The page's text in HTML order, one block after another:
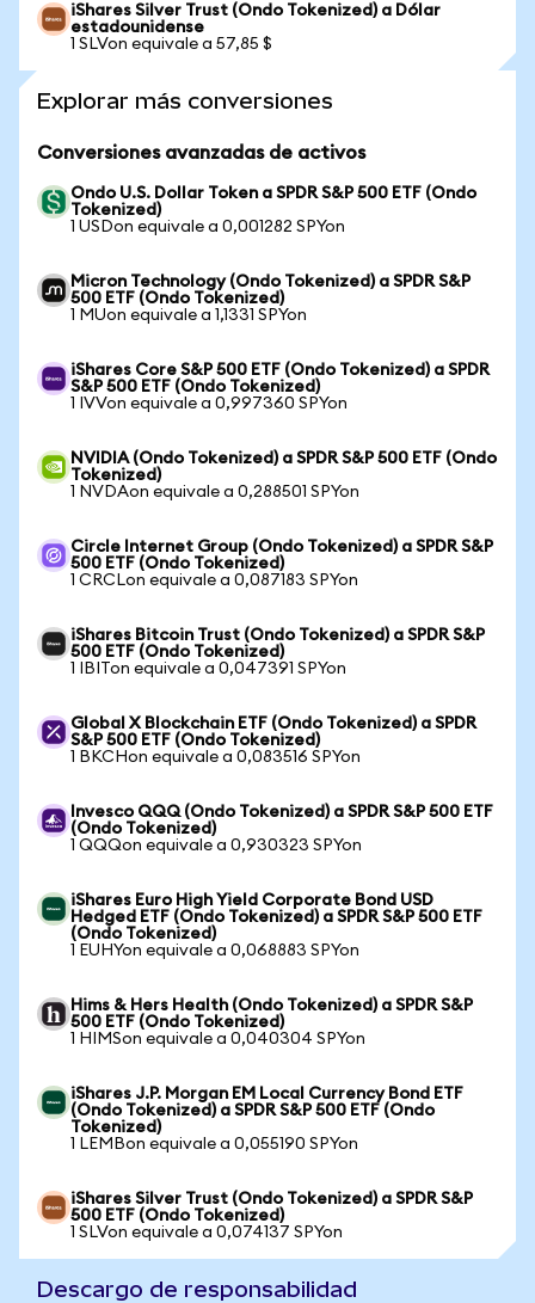
iShares Silver Trust (Ondo Tokenized) a Dólar
estadounidense
1 SLVon equivale a 57,85 $
Explorar más conversiones
Conversiones avanzadas de activos
Ondo U.S. Dollar Token a SPDR S&P 500 ETF (Ondo
Tokenized)
1 USDon equivale a 0,001282 SPYon
Micron Technology (Ondo Tokenized) a SPDR S&P
500 ETF (Ondo Tokenized)
1 MUon equivale a 1,1331 SPYon
iShares Core S&P 500 ETF (Ondo Tokenized) a SPDR
S&P 500 ETF (Ondo Tokenized)
1 IVVon equivale a 0,997360 SPYon
NVIDIA (Ondo Tokenized) a SPDR S&P 500 ETF (Ondo
Tokenized)
1 NVDAon equivale a 0,288501 SPYon
Circle Internet Group (Ondo Tokenized) a SPDR S&P
500 ETF (Ondo Tokenized)
1 CRCLon equivale a 0,087183 SPYon
iShares Bitcoin Trust (Ondo Tokenized) a SPDR S&P
500 ETF (Ondo Tokenized)
1 IBITon equivale a 0,047391 SPYon
Global X Blockchain ETF (Ondo Tokenized) a SPDR
S&P 500 ETF (Ondo Tokenized)
1 BKCHon equivale a 0,083516 SPYon
Invesco QQQ (Ondo Tokenized) a SPDR S&P 500 ETF
(Ondo Tokenized)
1 QQQon equivale a 0,930323 SPYon
iShares Euro High Yield Corporate Bond USD
Hedged ETF (Ondo Tokenized) a SPDR S&P 500 ETF
(Ondo Tokenized)
1 EUHYon equivale a 0,068883 SPYon
Hims & Hers Health (Ondo Tokenized) a SPDR S&P
500 ETF (Ondo Tokenized)
1 HIMSon equivale a 0,040304 SPYon
iShares J.P. Morgan EM Local Currency Bond ETF
(Ondo Tokenized) a SPDR S&P 500 ETF (Ondo
Tokenized)
1 LEMBon equivale a 0,055190 SPYon
iShares Silver Trust (Ondo Tokenized) a SPDR S&P
500 ETF (Ondo Tokenized)
1 SLVon equivale a 0,074137 SPYon
Descargo de responsabilidad